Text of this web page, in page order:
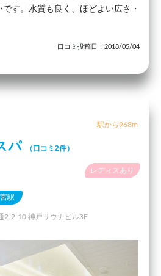
す。水質も良く、ほどよい広さ・
口コミ投稿日：2018/05/04
駅から968m
パ （口コミ2件）
レディスあり
駅
2-2-10 神戸サウナビル3F